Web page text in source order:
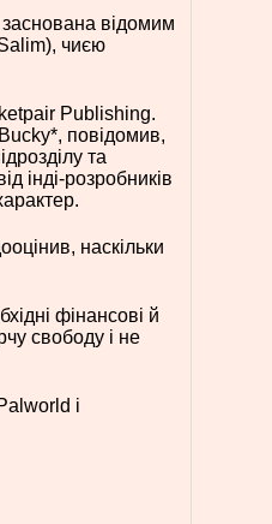
відомим
чиєю
Publishing.
повідомив,
та
інді-розробників
наскільки
фінансові й
свободу і не
і